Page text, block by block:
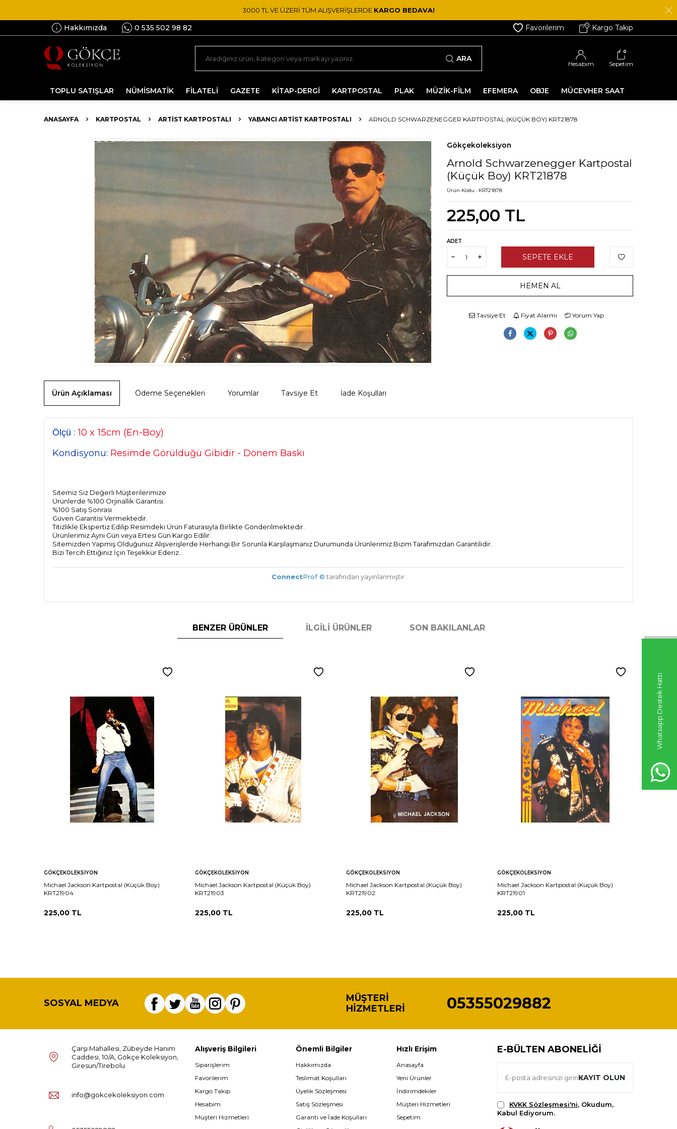
Whatsapp Destek Hattı
3000 TL VE ÜZERİ TÜM ALIŞVERİŞLERDE KARGO BEDAVA!
Hakkımızda 0 535 502 98 82 Favorilerim Kargo Takip
ARA
Hesabım
0
Sepetim
TOPLU SATIŞLAR NÜMİSMATİK FİLATELİ GAZETE KİTAP-DERGİ KARTPOSTAL PLAK MÜZİK-FİLM EFEMERA OBJE MÜCEVHER SAAT
ANASAYFA KARTPOSTAL ARTIST KARTPOSTALI YABANCI ARTIST KARTPOSTALI ARNOLD SCHWARZENEGGER KARTPOSTAL (KÜÇÜK BOY) KRT21878
Gökçekoleksiyon
Arnold Schwarzenegger Kartpostal
(Küçük Boy) KRT21878
Ürün Kodu : KRT21878
225,00 TL
ADET
SEPETE EKLE
HEMEN AL
Tavsiye Et Fiyat Alarmı Yorum Yap
Ürün Açıklaması Ödeme Seçenekleri Yorumlar Tavsiye Et İade Koşulları
Ölçü : 10 x 15cm (En-Boy)
Kondisyonu: Resimde Görüldüğü Gibidir - Dönem Baskı
Sitemiz Siz Değerli Müşterilerimize
Ürünlerde %100 Orjinallık Garantisi.
%100 Satış Sonrası
Güven Garantisi Vermektedir.
Titizlikle Ekspertiz Edilip Resimdeki Ürün Faturasıyla Birlikte Gönderilmektedir.
Ürünlerimiz Aynı Gün veya Ertesi Gün Kargo Edilir.
Sitemizden Yapmış Olduğunuz Alışverişlerde Herhangi Bir Sorunla Karşılaşmanız Durumunda Ürünlerimiz Bizim Tarafımızdan Garantilidir.
Bizi Tercih Ettiğiniz İçin Teşekkür Ederiz...
ConnectProf © tarafından yayınlanmıştır.
BENZER ÜRÜNLER İLGILI ÜRÜNLER SON BAKILANLAR
GÖKÇEKOLEKSIYON
Michael Jackson Kartpostal (Küçük Boy)
KRT21904
225,00 TL
GÖKÇEKOLEKSIYON
Michael Jackson Kartpostal (Küçük Boy)
KRT21903
225,00 TL
GÖKÇEKOLEKSIYON
Michael Jackson Kartpostal (Küçük Boy)
KRT21902
225,00 TL
GÖKÇEKOLEKSIYON
Michael Jackson Kartpostal (Küçük Boy)
KRT21901
225,00 TL
SOSYAL MEDYA
MÜŞTERI
HIZMETLERI
05355029882
Çarşı Mahallesi, Zübeyde Hanım
Caddesi, 10/A, Gökçe Koleksiyon,
Giresun/Tirebolu
info@gokcekoleksiyon.com
Alışveriş Bilgileri
Siparişlerim
Favorilerim
Kargo Takip
Hesabım
Müşteri Hizmetleri
Önemli Bilgiler
Hakkımızda
Teslimat Koşulları
Üyelik Sözleşmesi
Satış Sözleşmesi
Garanti ve İade Koşulları
Hızlı Erişim
Anasayfa
Yeni Ürünler
İndirimdekiler
Müşteri Hizmetleri
Sepetim
E-BÜLTEN ABONELIĞI
KAYIT OLUN
KVKK Sözleşmesi'ni, Okudum,
Kabul Ediyorum.